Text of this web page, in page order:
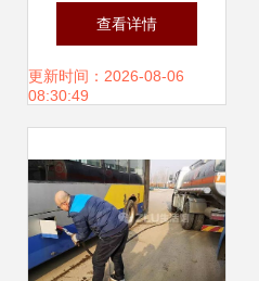
货供应，水泥车专
业解决方案，分期
查看详情
更新时间：2026-08-06
08:30:49